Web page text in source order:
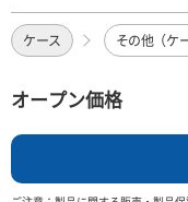
ケース その他（ケ
オープン価格